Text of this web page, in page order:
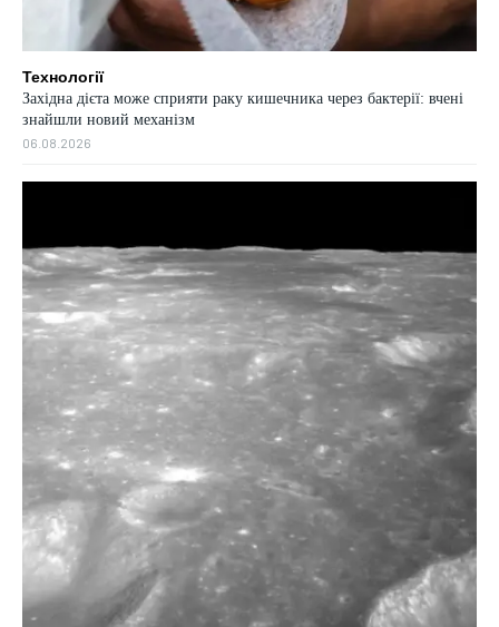
Технології
Західна дієта може сприяти раку кишечника через бактерії: вчені
знайшли новий механізм
06.08.2026